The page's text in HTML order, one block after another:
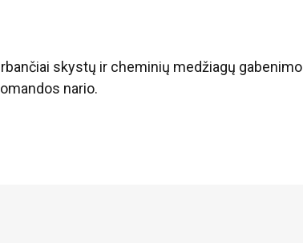
skystų ir cheminių medžiagų gabenimo
nario.